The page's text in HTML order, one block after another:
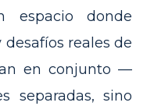
donde
reales de
en conjunto —
separadas, sino